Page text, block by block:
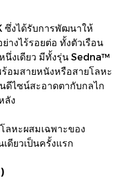
ซึ่งได้รับการพัฒนาให้
างไร้รอยต่อ ทั้งตัวเรือน
นึ่งเดียว มีทั้งรุ่น Sedna™
อมสายหนังหรือสายโลหะ
ดีไซน์สะอาดตากับกลไก
ลัง
ลหะผสมเฉพาะของ
ดียวเป็นครั้งแรก